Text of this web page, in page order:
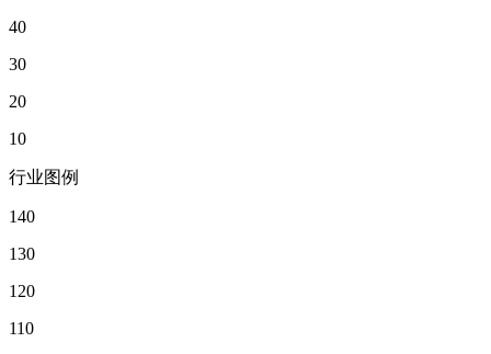
40
30
20
10
行业图例
140
130
120
110